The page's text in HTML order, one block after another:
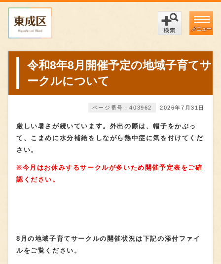
メニュー
令和8年8月開催予定の地域子育てサ
ークルについて
2026年7月31日
ページ番号：403962
厳しい暑さが続いています。外出の際は、帽子をかぶっ
て、こまめに水分補給をしながら熱中症に気を付けてくだ
さい。
※今月はお休みするサークルが多いため開催予定表をご確
認ください。
8月の地域子育てサークルの開催状況は下記の添付ファイ
ルをご覧ください。